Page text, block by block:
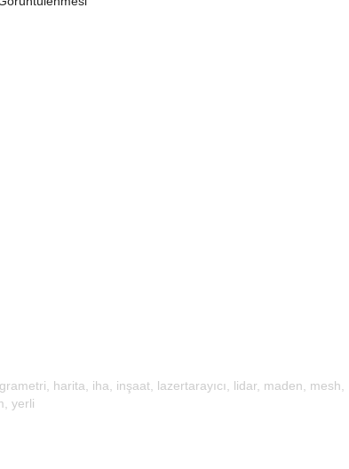
, harita, iha, inşaat, lazertarayıcı, lidar, maden, mesh,
, yerli